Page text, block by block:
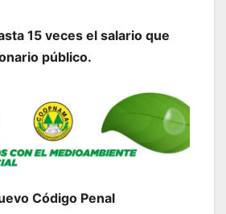
15 veces el salario que
público.
Código Penal